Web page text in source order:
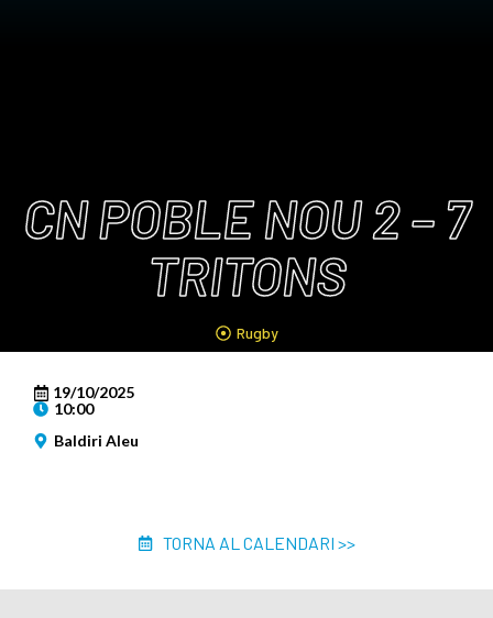
CN POBLE NOU 2 – 7
TRITONS
Rugby
19/10/2025
10:00
Baldiri Aleu
TORNA AL CALENDARI >>